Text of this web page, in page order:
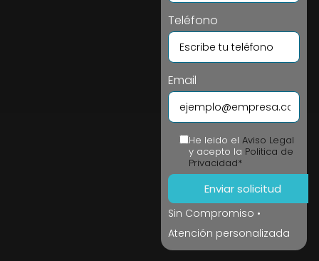
Teléfono
Email
He leido el Aviso Legal
y acepto la Politica de
Privacidad*
Sin Compromiso •
Atención personalizada